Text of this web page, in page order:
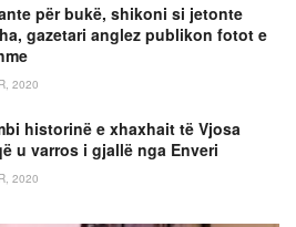
për bukë, shikoni si jetonte
gazetari anglez publikon fotot e
2020
historinë e xhaxhait të Vjosa
u varros i gjallë nga Enveri
2020